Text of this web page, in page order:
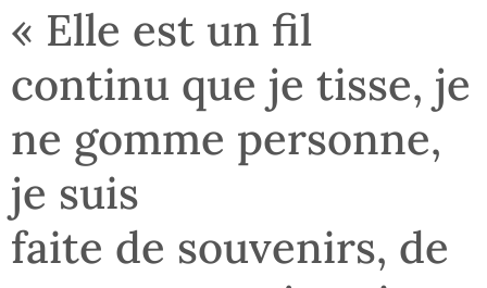
« Elle est un fil
continu que je tisse, je
ne gomme personne,
je suis
faite de souvenirs, de